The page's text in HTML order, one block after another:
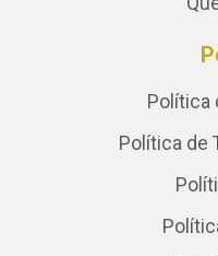
Política
Política de